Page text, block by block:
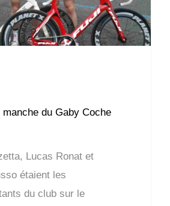
manche du Gaby Coche
Lucas Ronat et
étaient les
du club sur le